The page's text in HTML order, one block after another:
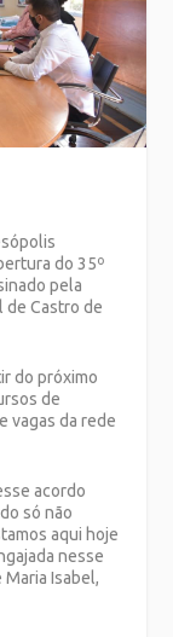
do 35º
pela
de Castro de
do próximo
de
vagas da rede
acordo
só não
aqui hoje
nesse
Isabel,